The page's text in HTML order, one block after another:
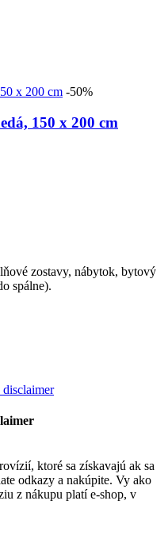
-50%
150 x 200 cm
zostavy, nábytok, bytový
spálne).
ktoré sa získavajú ak sa
odkazy a nakúpite. Vy ako
z nákupu platí e-shop, v